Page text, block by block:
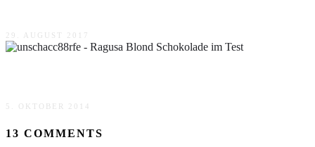
29. AUGUST 2017
5. OKTOBER 2014
13 COMMENTS